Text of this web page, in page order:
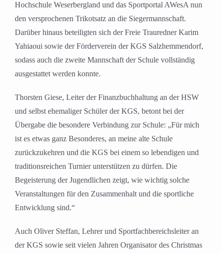
Hochschule Weserbergland und das Sportportal AWesA nun
den versprochenen Trikotsatz an die Siegermannschaft.
Darüber hinaus beteiligten sich der Freie Trauredner Karim
Yahiaoui sowie der Förderverein der KGS Salzhemmendorf,
sodass auch die zweite Mannschaft der Schule vollständig
ausgestattet werden konnte.
Thorsten Giese, Leiter der Finanzbuchhaltung an der HSW
und selbst ehemaliger Schüler der KGS, betont bei der
Übergabe die besondere Verbindung zur Schule: „Für mich
ist es etwas ganz Besonderes, an meine alte Schule
zurückzukehren und die KGS bei einem so lebendigen und
traditionsreichen Turnier unterstützen zu dürfen. Die
Begeisterung der Jugendlichen zeigt, wie wichtig solche
Veranstaltungen für den Zusammenhalt und die sportliche
Entwicklung sind.“
Auch Oliver Steffan, Lehrer und Sportfachbereichsleiter an
der KGS sowie seit vielen Jahren Organisator des Christmas